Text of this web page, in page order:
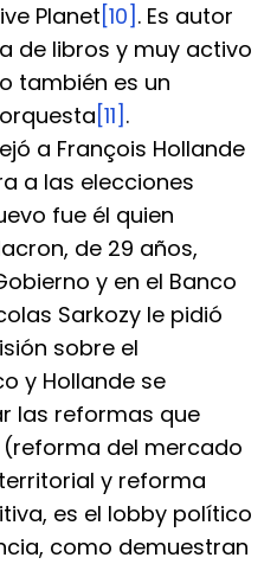
Planet [10] . Es autor
de libros y muy activo
también es un
[11] .
a François Hollande
a las elecciones
fue él quien
de 29 años,
y en el Banco
Sarkozy le pidió
sobre el
y Hollande se
las reformas que
del mercado
y reforma
es el lobby político
como demuestran